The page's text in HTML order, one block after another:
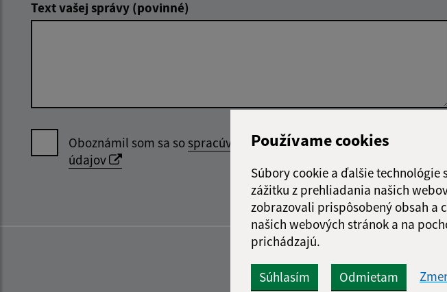
Používame cookies
Súbory cookie a ďalšie technológie
zážitku z prehliadania našich
zobrazovali prispôsobený obsah a
našich webových stránok a na
prichádzajú.
Súhlasím Odmietam
Text vašej správy (povinné)
Oboznámil som sa sospracúvaním osobných
údajov
Google reCaptcha
Odoslať